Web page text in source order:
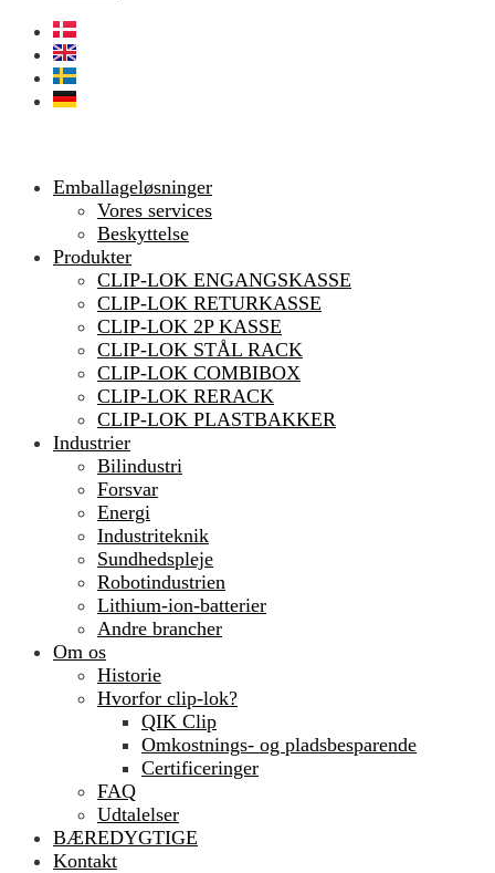
Emballageløsninger
Vores services
Beskyttelse
Produkter
CLIP-LOK ENGANGSKASSE
CLIP-LOK RETURKASSE
CLIP-LOK 2P KASSE
CLIP-LOK STÅL RACK
CLIP-LOK COMBIBOX
CLIP-LOK RERACK
CLIP-LOK PLASTBAKKER
Industrier
Bilindustri
Forsvar
Energi
Industriteknik
Sundhedspleje
Robotindustrien
Lithium-ion-batterier
Andre brancher
Om os
Historie
Hvorfor clip-lok?
QIK Clip
Omkostnings- og pladsbesparende
Certificeringer
FAQ
Udtalelser
BÆREDYGTIGE
Kontakt